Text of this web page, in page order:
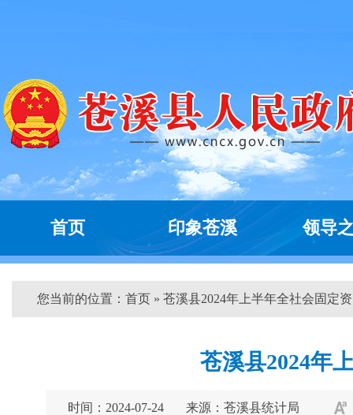
首页 印象苍溪 领导
您当前的位置： 首页 » 苍溪县2024年上半年全社会固定
苍溪县2024年
时间：2024-07-24 来源：苍溪县统计局